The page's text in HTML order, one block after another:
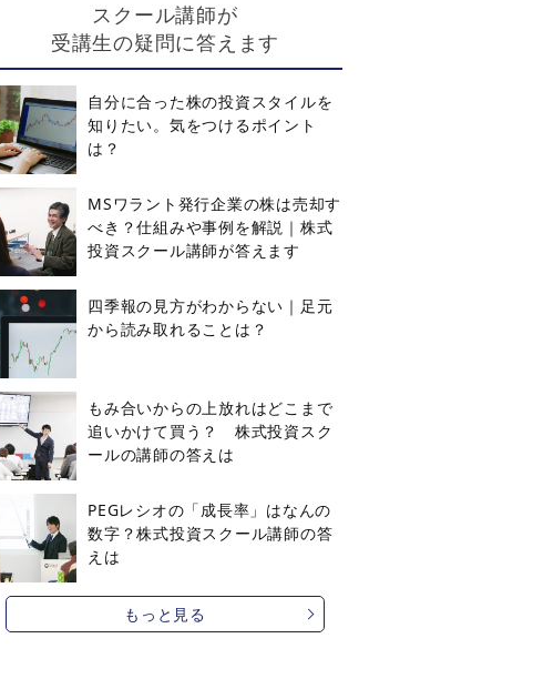
スクール講師が
受講生の疑問に答えます
自分に合った株の投資スタイルを
知りたい。気をつけるポイント
は？
MSワラント発行企業の株は売却す
べき？仕組みや事例を解説｜株式
投資スクール講師が答えます
四季報の見方がわからない｜足元
から読み取れることは？
もみ合いからの上放れはどこまで
追いかけて買う？ 株式投資スク
ールの講師の答えは
PEGレシオの「成長率」はなんの
数字？株式投資スクール講師の答
えは
もっと見る